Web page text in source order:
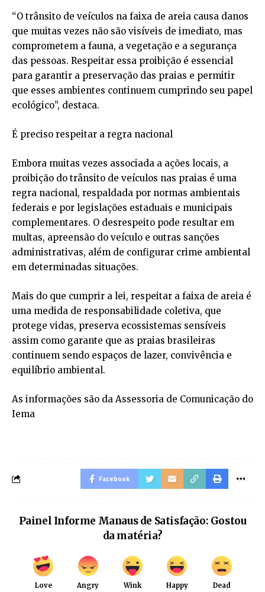
“O trânsito de veículos na faixa de areia causa danos
que muitas vezes não são visíveis de imediato, mas
comprometem a fauna, a vegetação e a segurança
das pessoas. Respeitar essa proibição é essencial
para garantir a preservação das praias e permitir
que esses ambientes continuem cumprindo seu papel
ecológico”, destaca.
É preciso respeitar a regra nacional
Embora muitas vezes associada a ações locais, a
proibição do trânsito de veículos nas praias é uma
regra nacional, respaldada por normas ambientais
federais e por legislações estaduais e municipais
complementares. O desrespeito pode resultar em
multas, apreensão do veículo e outras sanções
administrativas, além de configurar crime ambiental
em determinadas situações.
Mais do que cumprir a lei, respeitar a faixa de areia é
uma medida de responsabilidade coletiva, que
protege vidas, preserva ecossistemas sensíveis
assim como garante que as praias brasileiras
continuem sendo espaços de lazer, convivência e
equilíbrio ambiental.
As informações são da Assessoria de Comunicação do
Iema
Facebook
Painel Informe Manaus de Satisfação: Gostou
da matéria?
Love Angry Wink Happy Dead